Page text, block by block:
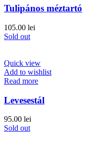
Tulipános méztartó
105.00 lei
Sold out
Quick view
Add to wishlist
Read more
Levesestál
95.00 lei
Sold out